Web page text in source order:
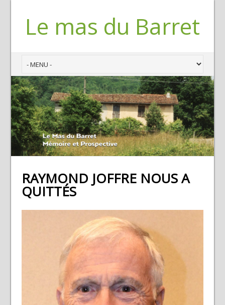
Le mas du Barret
RAYMOND JOFFRE NOUS A
QUITTÉS